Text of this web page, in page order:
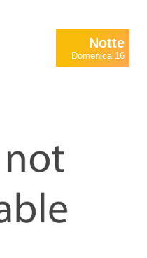
Notte
Domenica 16